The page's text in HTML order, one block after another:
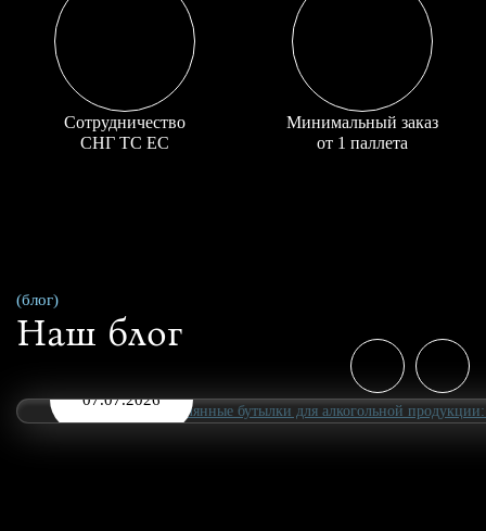
Сотрудничество
СНГ ТС ЕС
Минимальный заказ
от 1 паллета
(блог)
Наш блог
07.07.2026